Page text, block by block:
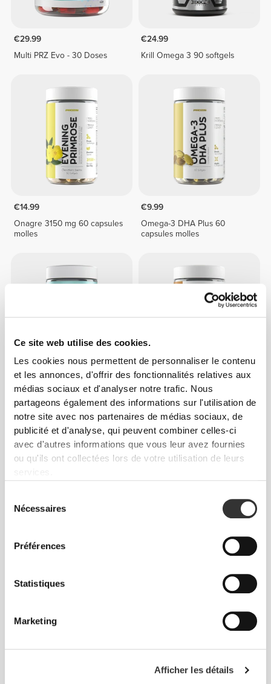
Ce site web utilise des cookies.
Les cookies nous permettent de personnaliser le contenu
et les annonces, d'offrir des fonctionnalités relatives aux
médias sociaux et d'analyser notre trafic. Nous
partageons également des informations sur l'utilisation de
notre site avec nos partenaires de médias sociaux, de
publicité et d'analyse, qui peuvent combiner celles-ci
avec d'autres informations que vous leur avez fournies
ou qu'ils ont collectées lors de votre utilisation de leurs
services.
Nécessaires
Préférences
Statistiques
Marketing
Afficher les détails
€29.99
Multi PRZ Evo - 30 Doses
€24.99
Krill Omega 3 90 softgels
€14.99
Onagre 3150 mg 60 capsules
molles
€9.99
Omega-3 DHA Plus 60
capsules molles
€17.99
Krill Omega Premium 60
softgels
€12.99
Huile de Foie de Morue 1
000 mg 90 capsules molles
Huile de Coco 1000 mg 90
capsules molles
Huile de Lin 1 000 mg 120